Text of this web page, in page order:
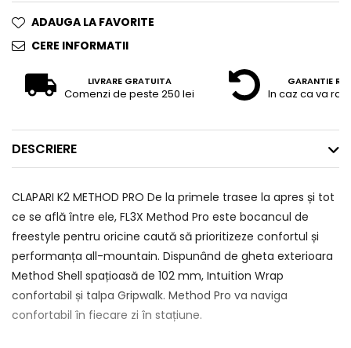
ADAUGA LA FAVORITE
CERE INFORMATII
LIVRARE GRATUITA
Comenzi de peste 250 lei
GARANTIE
In caz ca va
DESCRIERE
CLAPARI K2 METHOD PRO De la primele trasee la apres și tot
ce se află între ele, FL3X Method Pro este bocancul de
freestyle pentru oricine caută să prioritizeze confortul și
performanța all-mountain. Dispunând de gheta exterioara
Method Shell spațioasă de 102 mm, Intuition Wrap
confortabil și talpa Gripwalk. Method Pro va naviga
confortabil în fiecare zi în stațiune.